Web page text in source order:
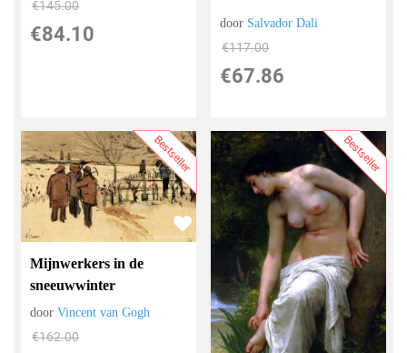
€145.00
€84.10 door Salvador Dali
€117.00
€67.86
Bestseller
Mijnwerkers in de
sneeuwwinter
doorVincent van Gogh
€162.00
Bestseller